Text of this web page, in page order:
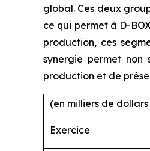
global. Ces deux
ce qui permet à D-
production, ces
synergie permet non
production et de
(en milliers de
Exercice